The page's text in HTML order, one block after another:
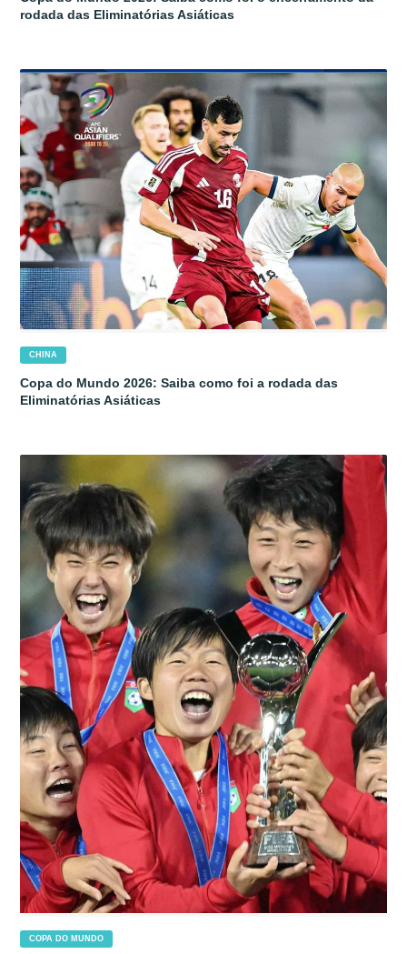
rodada das Eliminatórias Asiáticas
CHINA
Copa do Mundo 2026: Saiba como foi a rodada das
Eliminatórias Asiáticas
COPA DO MUNDO